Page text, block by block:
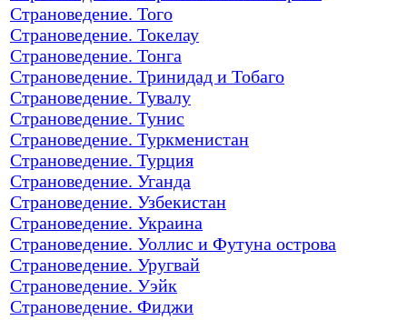
Страноведение. Того
Страноведение. Токелау
Страноведение. Тонга
Страноведение. Тринидад и Тобаго
Страноведение. Тувалу
Страноведение. Тунис
Страноведение. Туркменистан
Страноведение. Турция
Страноведение. Уганда
Страноведение. Узбекистан
Страноведение. Украина
Страноведение. Уоллис и Футуна острова
Страноведение. Уругвай
Страноведение. Уэйк
Страноведение. Фиджи